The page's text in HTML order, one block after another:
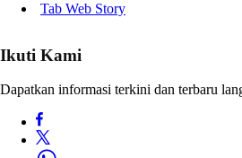
Tab Web Story
Ikuti Kami
Dapatkan informasi terkini dan terbaru